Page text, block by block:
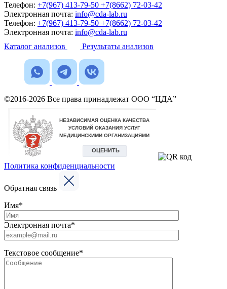
Телефон: +7(967) 413-79-50 +7(8662) 72-03-42
Электронная почта: info@cda-lab.ru
Телефон: +7(967) 413-79-50 +7(8662) 72-03-42
Электронная почта: info@cda-lab.ru
Каталог анализов
Результаты анализов
©2016-2026 Все права принадлежат ООО “ЦДА”
Политика конфиденциальности
Обратная связь
Имя*
Электронная почта*
Текстовое сообщение*